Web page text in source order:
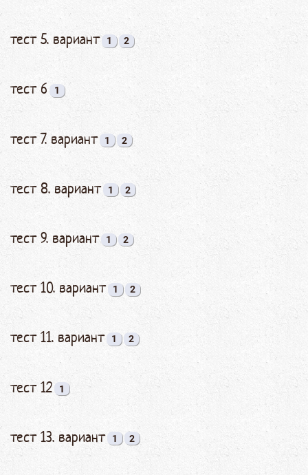
тест 5. вариант 1 2
тест 6 1
тест 7. вариант 1 2
тест 8. вариант 1 2
тест 9. вариант 1 2
тест 10. вариант 1 2
тест 11. вариант 1 2
тест 12 1
тест 13. вариант 1 2